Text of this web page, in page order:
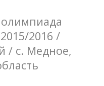
олимпиада
2016 /
/ с. Медное,